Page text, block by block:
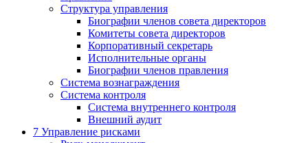
Структура управления
Биографии членов совета директоров
Комитеты совета директоров
Корпоративный секретарь
Исполнительные органы
Биографии членов правления
Система вознаграждения
Система контроля
Система внутреннего контроля
Внешний аудит
7 Управление рисками